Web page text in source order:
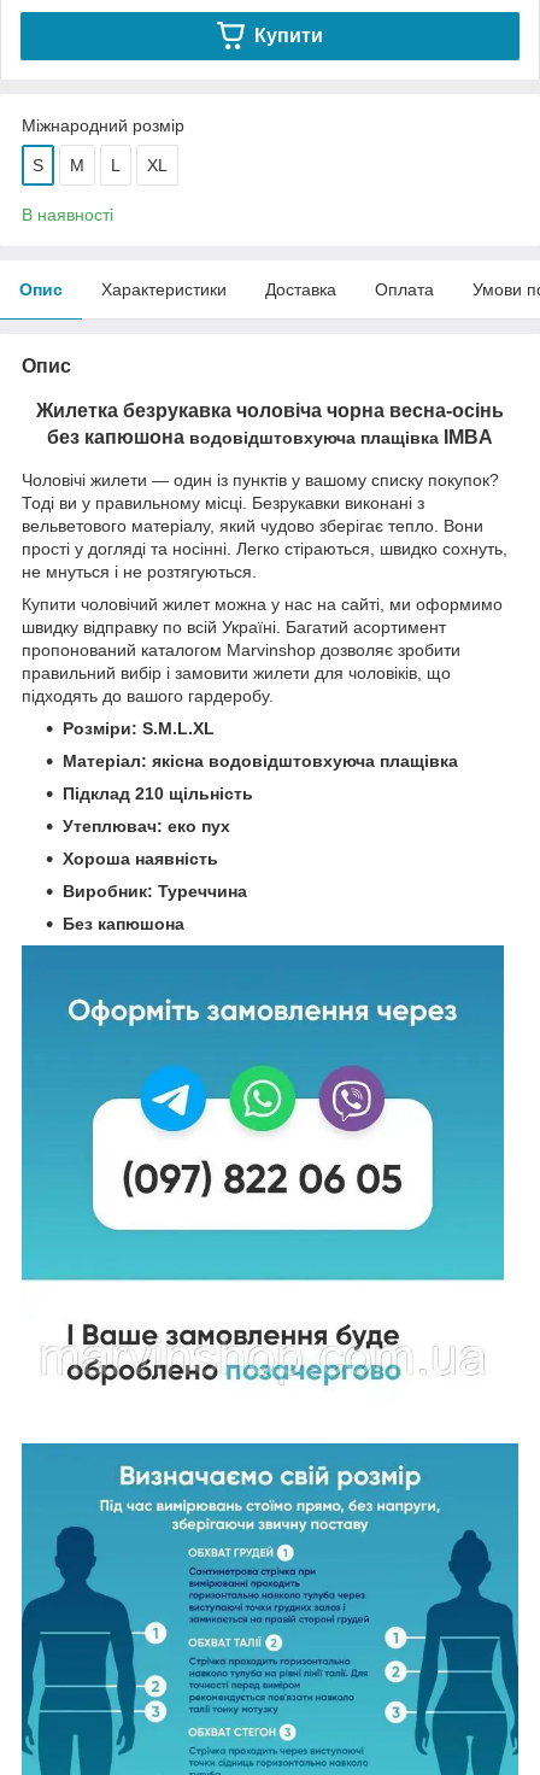
Купити
Міжнародний розмір
S M L XL
В наявності
Опис Характеристики Доставка Оплата Умови
Опис
Жилетка безрукавка чоловіча чорна весна-осінь
без капюшона водовідштовхуюча плащівка IMBA
Чоловічі жилети — один із пунктів у вашому списку покупок?
Тоді ви у правильному місці. Безрукавки виконані з
вельветового матеріалу, який чудово зберігає тепло. Вони
прості у догляді та носінні. Легко стіраються, швидко сохнуть,
не мнуться і не розтягуються.
Купити чоловічий жилет можна у нас на сайті, ми оформимо
швидку відправку по всій Україні. Багатий асортимент
пропонований каталогом Marvinshop дозволяє зробити
правильний вибір і замовити жилети для чоловіків, що
підходять до вашого гардеробу.
Розміри: S.M.L.XL
Матеріал: якісна водовідштовхуюча плащівка
Підклад 210 щільність
Утеплювач: еко пух
Хороша наявність
Виробник: Туреччина
Без капюшона